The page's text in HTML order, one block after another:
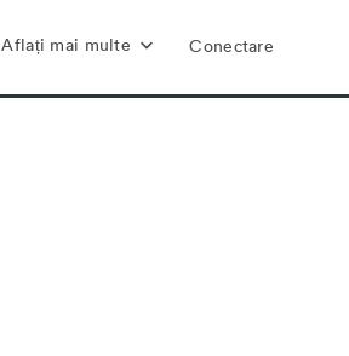
Aflați mai multe Conectare